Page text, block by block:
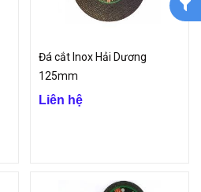
Đá cắt Inox Hải Dương
125mm
Liên hệ